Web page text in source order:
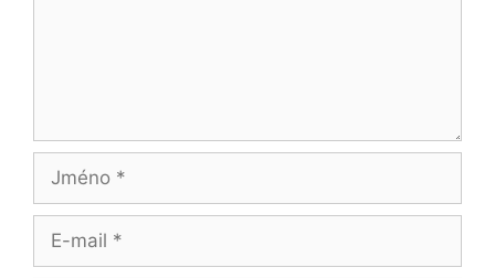
Jméno